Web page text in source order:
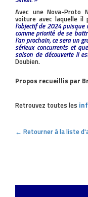
Avec une Nova-Proto
voiture avec laquelle
l’objectif de 2024
comme priorité de se
l’an prochain, ce sera un
sérieux concurrents et
saison de découverte il
Doubien.
Propos recueillis par
Retrouvez toutes les
← Retourner à la liste